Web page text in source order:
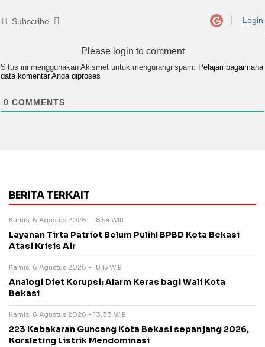
Subscribe Login
Please login to comment
Situs ini menggunakan Akismet untuk mengurangi spam. Pelajari bagaimana
data komentar Anda diproses
0 COMMENTS
BERITA TERKAIT
Kamis, 6 Agustus 2026 - 18:54 WIB
Layanan Tirta Patriot Belum Pulih! BPBD Kota Bekasi
Atasi Krisis Air
Kamis, 6 Agustus 2026 - 18:15 WIB
Analogi Diet Korupsi: Alarm Keras bagi Wali Kota
Bekasi
Kamis, 6 Agustus 2026 - 13:33 WIB
223 Kebakaran Guncang Kota Bekasi sepanjang 2026,
Korsleting Listrik Mendominasi